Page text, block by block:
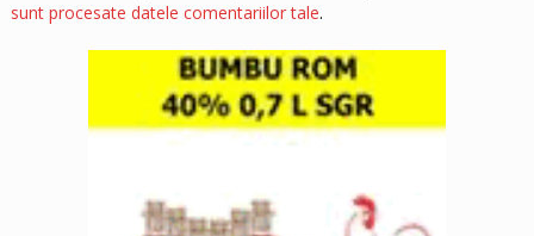
sunt procesate datele comentariilor tale.